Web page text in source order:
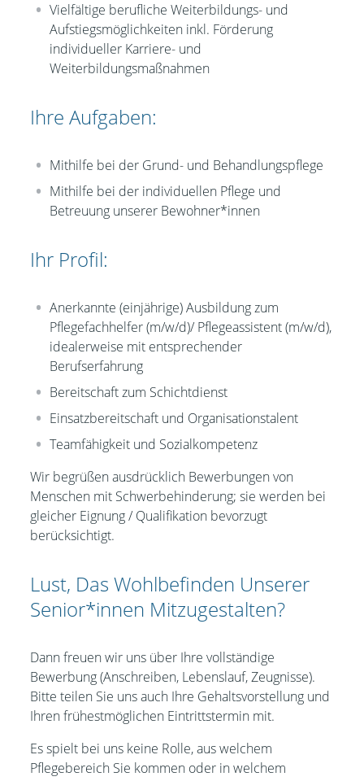
Vielfältige berufliche Weiterbildungs- und
Aufstiegsmöglichkeiten inkl. Förderung
individueller Karriere- und
Weiterbildungsmaßnahmen
Ihre Aufgaben:
Mithilfe bei der Grund- und Behandlungspflege
Mithilfe bei der individuellen Pflege und
Betreuung unserer Bewohner*innen
Ihr Profil:
Anerkannte (einjährige) Ausbildung zum
Pflegefachhelfer (m/w/d)/ Pflegeassistent (m/w/d),
idealerweise mit entsprechender
Berufserfahrung
Bereitschaft zum Schichtdienst
Einsatzbereitschaft und Organisationstalent
Teamfähigkeit und Sozialkompetenz
Wir begrüßen ausdrücklich Bewerbungen von
Menschen mit Schwerbehinderung; sie werden bei
gleicher Eignung / Qualifikation bevorzugt
berücksichtigt.
Lust, Das Wohlbefinden Unserer
Senior*innen Mitzugestalten?
Dann freuen wir uns über Ihre vollständige
Bewerbung (Anschreiben, Lebenslauf, Zeugnisse).
Bitte teilen Sie uns auch Ihre Gehaltsvorstellung und
Ihren frühestmöglichen Eintrittstermin mit.
Es spielt bei uns keine Rolle, aus welchem
Pflegebereich Sie kommen oder in welchem